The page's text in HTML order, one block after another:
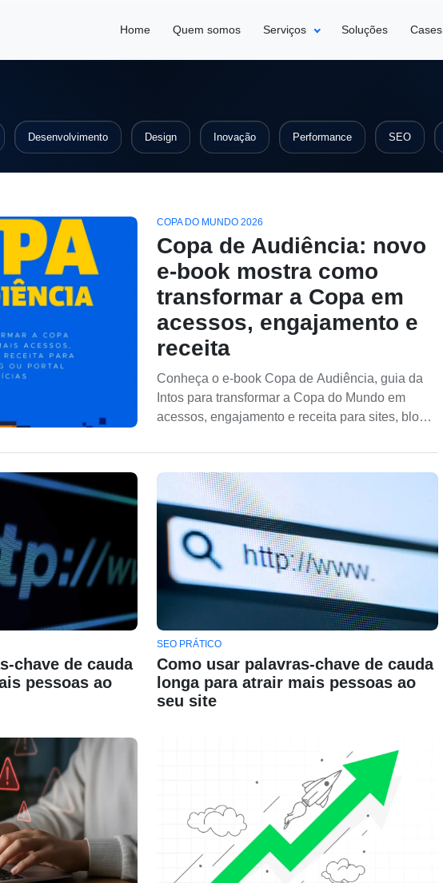
Home Quem somos Serviços Soluções Cases
Desenvolvimento Design Inovação Performance SEO
COPA DO MUNDO 2026
Copa de Audiência: novo
e-book mostra como
transformar a Copa em
acessos, engajamento e
receita
Conheça o e-book Copa de Audiência, guia da
Intos para transformar a Copa do Mundo em
acessos, engajamento e receita para sites, blogs
chave de cauda
pessoas ao
SEO PRÁTICO
Como usar palavras-chave de cauda
longa para atrair mais pessoas ao
seu site